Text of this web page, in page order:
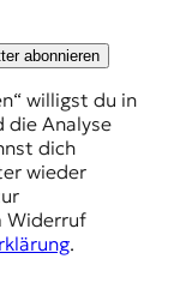
abonnieren
willigst du in
die Analyse
dich
wieder
Widerruf
.